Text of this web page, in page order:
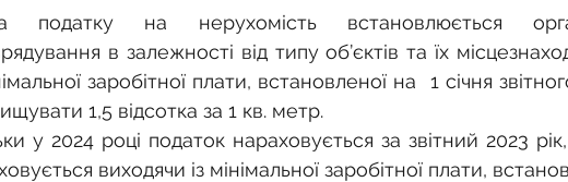
питання
податку на нерухомість встановлюється
в залежності від типу об’єктів та їх
заробітної плати, встановленої на  1 січня
1,5 відсотка за 1 кв. метр.
у 2024 році податок нараховується за звітний 2023
виходячи із мінімальної заробітної плати,